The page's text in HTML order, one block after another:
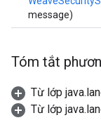
message)
Tóm tắt
Từ lớp
Từ lớp